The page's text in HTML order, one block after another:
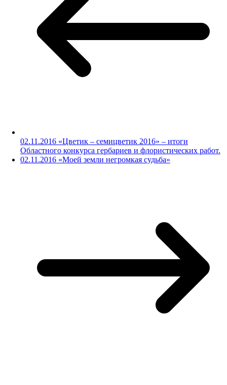
02.11.2016 «Цветик – семицветик 2016» – итоги
Областного конкурса гербариев и флористических работ.
02.11.2016 «Моей земли негромкая судьба»